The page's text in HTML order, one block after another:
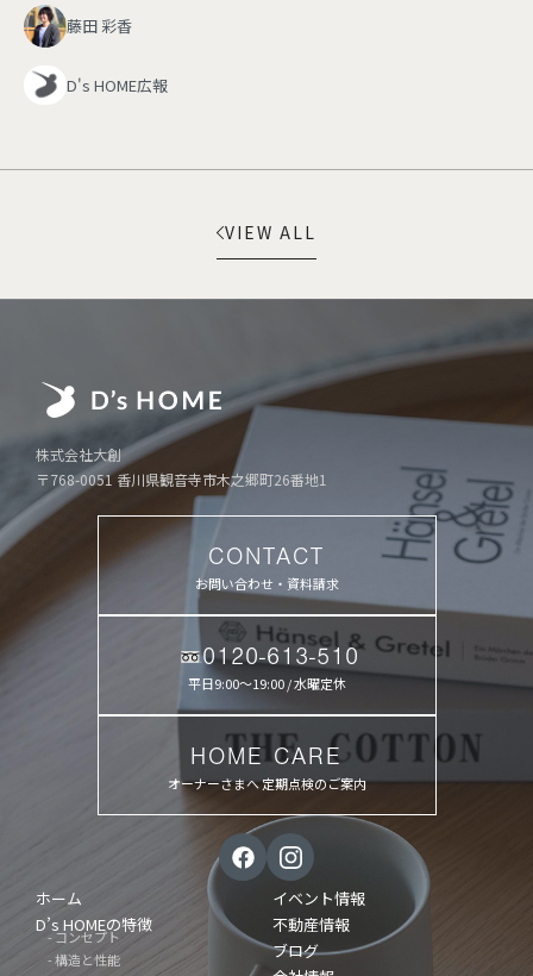
藤田 彩香
D's HOME広報
VIEW ALL
ホーム
D’s HOMEの特徴
- コンセプト
- 構造と性能
イベント情報
不動産情報
ブログ
お問い合わせ・資料請求
CONTACT
平日9:00〜19:00 / 水曜定休
0120-613-510
オーナーさまへ 定期点検のご案内
HOME CARE
株式会社大創
〒768-0051 香川県観音寺市木之郷町26番地1